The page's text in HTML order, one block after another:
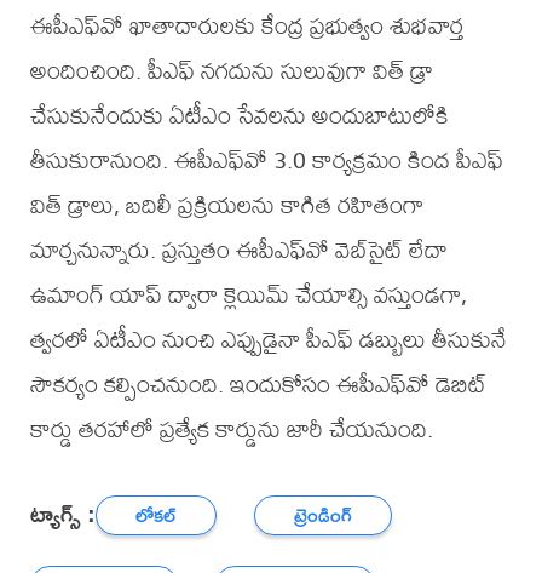
ఈపీఎఫ్‌వో ఖాతాదారులకు కేంద్ర ప్రభుత్వం శుభవార్త
అందించింది. పీఎఫ్ నగదును సులువుగా విత్ డ్రా
చేసుకునేందుకు ఏటీఎం సేవలను అందుబాటులోకి
తీసుకురానుంది. ఈపీఎఫ్‌వో 3.0 కార్యక్రమం కింద పీఎఫ్
విత్ డ్రాలు, బదిలీ ప్రక్రియలను కాగిత రహితంగా
మార్చనున్నారు. ప్రస్తుతం ఈపీఎఫ్‌వో వెబ్‌సైట్ లేదా
ఉమాంగ్ యాప్ ద్వారా క్లెయిమ్ చేయాల్సి వస్తుండగా,
త్వరలో ఏటీఎం నుంచి ఎప్పుడైనా పీఎఫ్ డబ్బులు తీసుకునే
సౌకర్యం కల్పించనుంది. ఇందుకోసం ఈపీఎఫ్‌వో డెబిట్
కార్డు తరహాలో ప్రత్యేక కార్డును జారీ చేయనుంది.
ట్యాగ్స్ : లోకల్
ట్రెండింగ్